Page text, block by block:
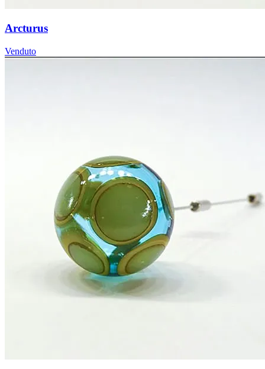
Arcturus
Venduto